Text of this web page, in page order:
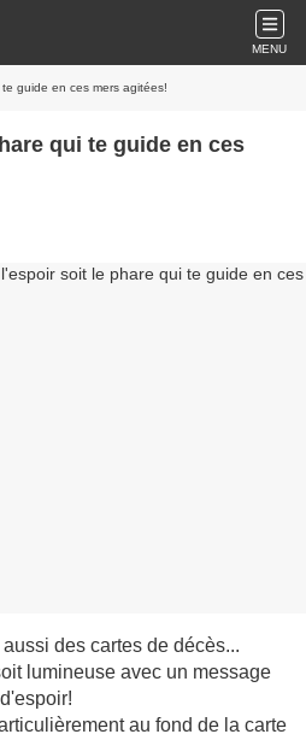
MENU
guide en ces mers agitées!
qui te guide en ces
aussi des cartes de décès...
lumineuse avec un message
d'espoir!
au fond de la carte